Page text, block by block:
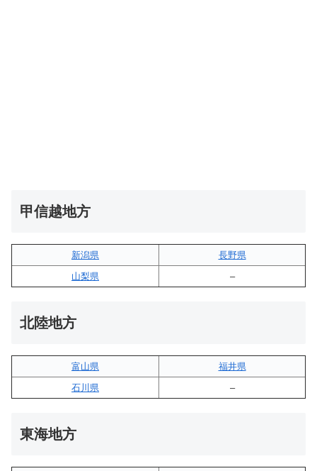
甲信越地方
新潟県
長野県
山梨県
–
北陸地方
富山県
福井県
石川県
–
東海地方